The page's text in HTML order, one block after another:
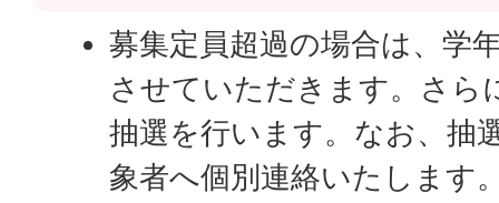
募集定員超過の場合は、学
させていただきます。さら
抽選を行います。なお、抽
象者へ個別連絡いたします